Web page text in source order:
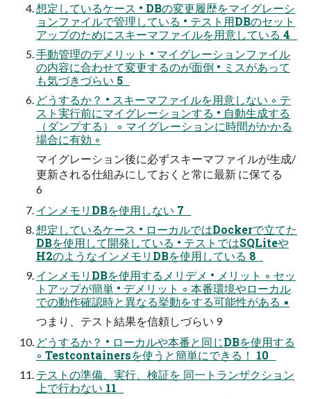
想定しているケース • DBの変更履歴をマイグレーシ
ョンファイルで管理している • テスト用DBのセット
アップのためにスキーマファイルを用意している 4
手動管理のデメリット • マイグレーションファイル
の内容に合わせて変更するのが面倒 • ミスがあって
も気づきづらい 5
どうするか？ • スキーマファイルを用意しない ◦ テ
スト実行前にマイグレーションする • 自動生成する
（ダンプする） ◦ マイグレーションに時間がかかる
場合に有効 ◦
マイグレーション後に必ずスキーマファイルが生成/
更新される仕組みにしておくと常に最新 に保てる
6
インメモリDBを使用しない 7
想定しているケース • ローカルではDockerで立てた
DBを使用して開発している • テストではSQLiteや
H2のようなインメモリDBを使用している 8
インメモリDBを使用するメリデメ • メリット ◦ セッ
トアップが簡単 • デメリット ◦ 本番環境やローカル
での動作確認時と異なる挙動をする可能性がある ▪
つまり、テスト結果を信頼しづらい 9
どうするか？ • ローカルや本番と同じDBを使用する
◦ Testcontainersを使うと簡単にできる！ 10
テストの準備、実行、検証を 同一トランザクション
上で行わない 11